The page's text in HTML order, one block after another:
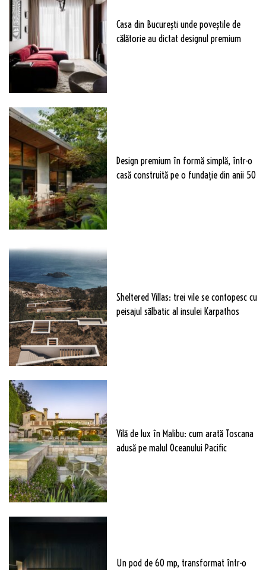
Casa din București unde poveștile de
călătorie au dictat designul premium
Design premium în formă simplă, într-o
casă construită pe o fundație din anii 50
Sheltered Villas: trei vile se contopesc cu
peisajul sălbatic al insulei Karpathos
Vilă de lux în Malibu: cum arată Toscana
adusă pe malul Oceanului Pacific
Un pod de 60 mp, transformat într-o